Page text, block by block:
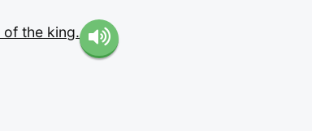
of the king.